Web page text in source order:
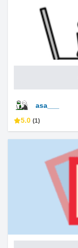
asa___
5.0 (1)